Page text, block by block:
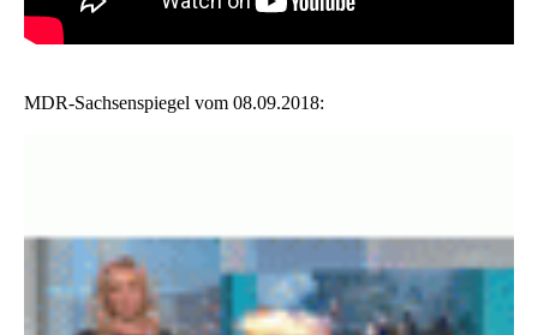
MDR-Sachsenspiegel vom 08.09.2018: